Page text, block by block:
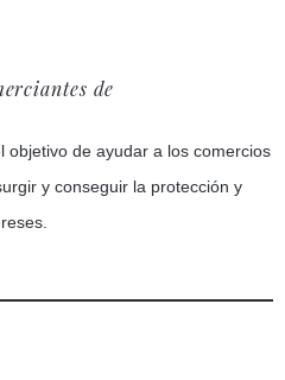
de
objetivo de ayudar a los comercios
y conseguir la protección y